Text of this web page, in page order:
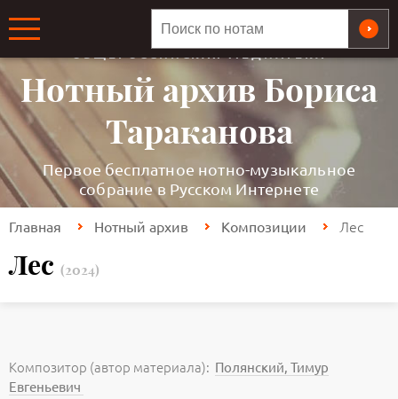
ОБЩЕРОССИЙСКАЯ МЕДИАТЕКА
Нотный архив Бориса
Тараканова
Первое бесплатное нотно-музыкальное
собрание в Русском Интернете
Главная Нотный архив Композиции Лес
Лес (2024)
Композитор (автор материала): Полянский, Тимур
Евгеньевич